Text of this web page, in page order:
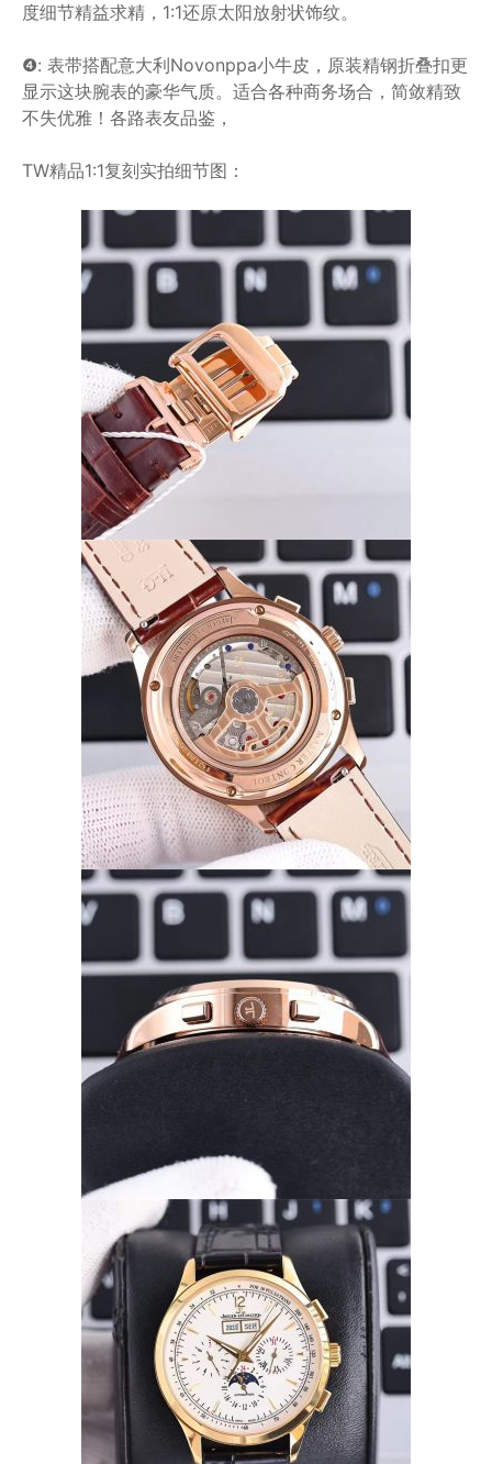
度细节精益求精，1:1还原太阳放射状饰纹。
❹: 表带搭配意大利Novonppa小牛皮，原装精钢折叠扣更
显示这块腕表的豪华气质。适合各种商务场合，简敛精致
不失优雅！各路表友品鉴，
TW精品1:1复刻实拍细节图：